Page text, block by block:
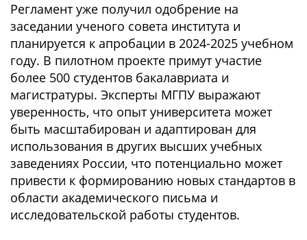
Регламент уже получил одобрение на
заседании ученого совета института и
планируется к апробации в 2024-2025 учебном
году. В пилотном проекте примут участие
более 500 студентов бакалавриата и
магистратуры. Эксперты МГПУ выражают
уверенность, что опыт университета может
быть масштабирован и адаптирован для
использования в других высших учебных
заведениях России, что потенциально может
привести к формированию новых стандартов в
области академического письма и
исследовательской работы студентов.